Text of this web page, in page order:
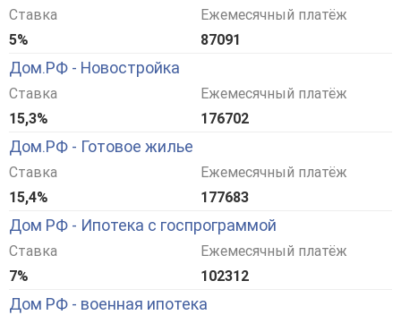
Ставка
5%
Ежемесячный платёж
87091
Дом.РФ - Новостройка
Ставка
15,3%
Ежемесячный платёж
176702
Дом.РФ - Готовое жилье
Ставка
15,4%
Ежемесячный платёж
177683
Дом РФ - Ипотека с госпрограммой
Ставка
7%
Ежемесячный платёж
102312
Дом РФ - военная ипотека